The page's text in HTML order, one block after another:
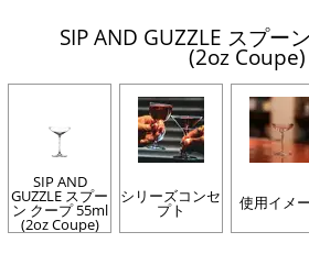
SIP AND GUZZLE スプー
(2oz Coupe)
SIP AND
GUZZLE スプー
ン クープ 55ml
(2oz Coupe)
シリーズコンセ
プト 使用イメ